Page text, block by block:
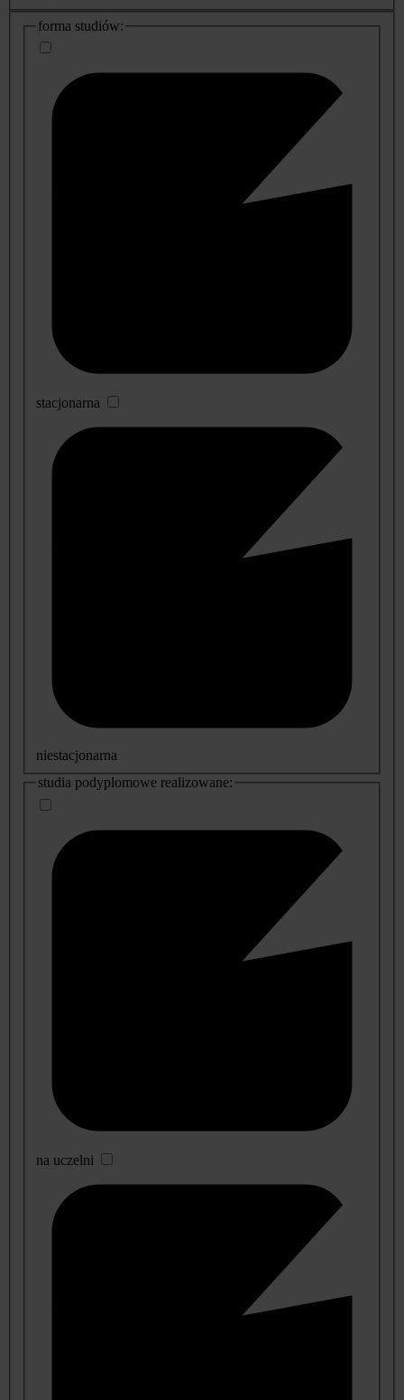
dodatkowe
informacje
forma studiów:
stacjonarna
niestacjonarna
studia podyplomowe realizowane:
na uczelni